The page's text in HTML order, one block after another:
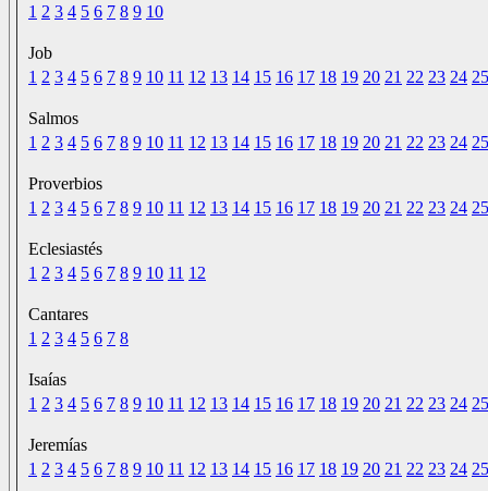
1 2 3 4 5 6 7 8 9 10
Job
1 2 3 4 5 6 7 8 9 10 11 12 13 14 15 16 17 18 19 20 21 22 23 24 25
Salmos
1 2 3 4 5 6 7 8 9 10 11 12 13 14 15 16 17 18 19 20 21 22 23 24 25
Proverbios
1 2 3 4 5 6 7 8 9 10 11 12 13 14 15 16 17 18 19 20 21 22 23 24 25
Eclesiastés
1 2 3 4 5 6 7 8 9 10 11 12
Cantares
1 2 3 4 5 6 7 8
Isaías
1 2 3 4 5 6 7 8 9 10 11 12 13 14 15 16 17 18 19 20 21 22 23 24 25
Jeremías
1 2 3 4 5 6 7 8 9 10 11 12 13 14 15 16 17 18 19 20 21 22 23 24 25